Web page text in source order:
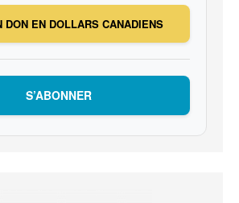
DON EN DOLLARS CANADIENS
S’ABONNER